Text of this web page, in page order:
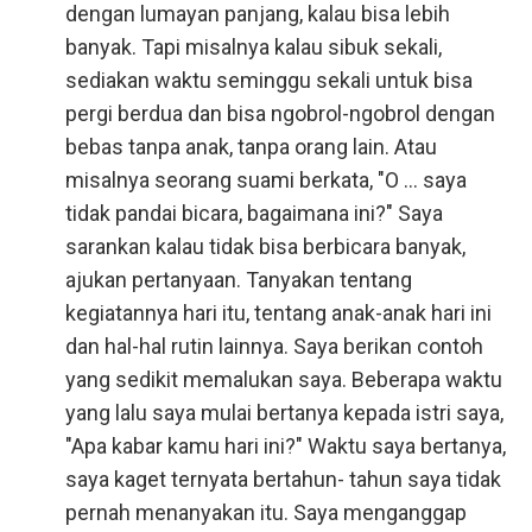
dengan lumayan panjang, kalau bisa lebih
banyak. Tapi misalnya kalau sibuk sekali,
sediakan waktu seminggu sekali untuk bisa
pergi berdua dan bisa ngobrol-ngobrol dengan
bebas tanpa anak, tanpa orang lain. Atau
misalnya seorang suami berkata, "O ... saya
tidak pandai bicara, bagaimana ini?" Saya
sarankan kalau tidak bisa berbicara banyak,
ajukan pertanyaan. Tanyakan tentang
kegiatannya hari itu, tentang anak-anak hari ini
dan hal-hal rutin lainnya. Saya berikan contoh
yang sedikit memalukan saya. Beberapa waktu
yang lalu saya mulai bertanya kepada istri saya,
"Apa kabar kamu hari ini?" Waktu saya bertanya,
saya kaget ternyata bertahun- tahun saya tidak
pernah menanyakan itu. Saya menganggap